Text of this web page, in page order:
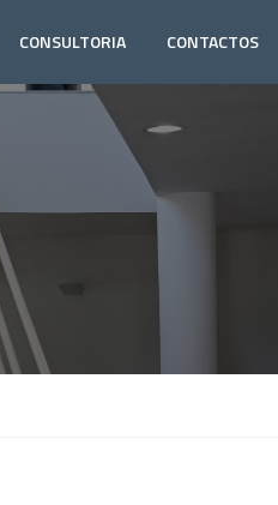
CONSULTORIA CONTACTOS